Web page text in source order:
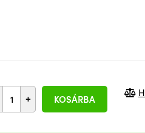
+ KOSÁRBA